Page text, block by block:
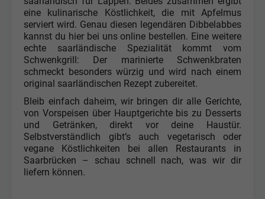
eine kulinarische Köstlichkeit, die mit Apfelmus
serviert wird. Genau diesen legendären Dibbelabbes
kannst du hier bei uns online bestellen. Eine weitere
echte saarländische Spezialität kommt vom
Schwenkgrill: Der marinierte Schwenkbraten
schmeckt besonders würzig und wird nach einem
original saarländischen Rezept zubereitet.
Bleib einfach daheim, wir bringen dir alle Gerichte,
von Vorspeisen über Hauptgerichte bis zu Desserts
und Getränken, direkt vor deine Haustür.
Selbstverständlich gibt’s auch vegetarisch oder
vegane Köstlichkeiten bei allen Restaurants in
Saarbrücken – schau schnell nach, was wir dir
liefern können.